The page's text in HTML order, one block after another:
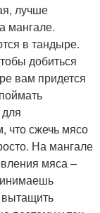
лучше
мангале.
в тандыре.
добиться
вам придется
что сжечь мясо
На мангале
мяса –